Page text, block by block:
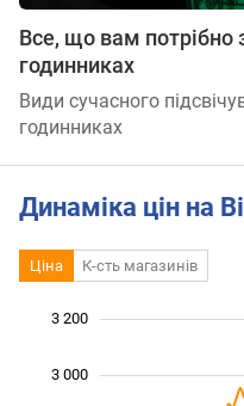
Все, що вам потрібно
годинниках
Види сучасного
годинниках
Динаміка цін на
Ціна К-сть магазинів
3 000
3 200